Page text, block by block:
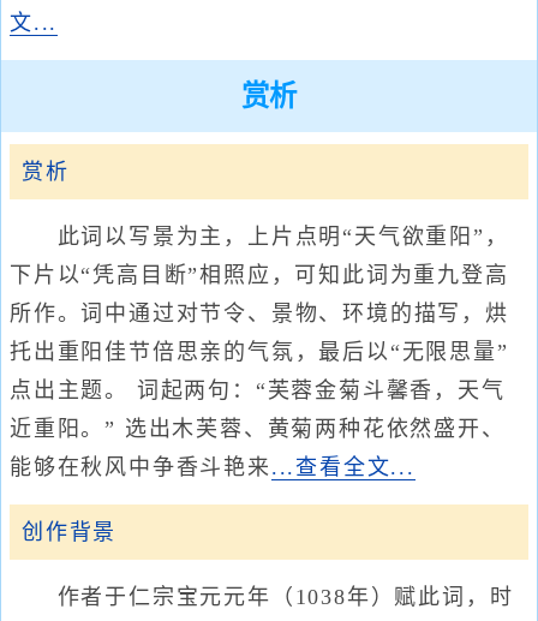
文...
赏析
赏析
此词以写景为主，上片点明“天气欲重阳”，
下片以“凭高目断”相照应，可知此词为重九登高
所作。词中通过对节令、景物、环境的描写，烘
托出重阳佳节倍思亲的气氛，最后以“无限思量”
点出主题。 词起两句：“芙蓉金菊斗馨香，天气
近重阳。” 选出木芙蓉、黄菊两种花依然盛开、
能够在秋风中争香斗艳来 ...查看全文...
创作背景
作者于仁宗宝元元年（1038年）赋此词，时